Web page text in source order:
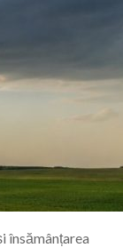
însămânțarea